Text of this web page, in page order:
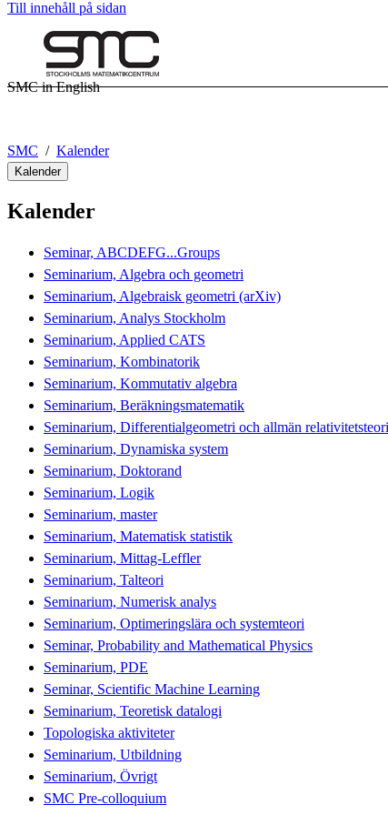
Till innehåll på sidan
SMC in English
SMC Kalender
Kalender
Kalender
Seminar, ABCDEFG...Groups
Seminarium, Algebra och geometri
Seminarium, Algebraisk geometri (arXiv)
Seminarium, Analys Stockholm
Seminarium, Applied CATS
Seminarium, Kombinatorik
Seminarium, Kommutativ algebra
Seminarium, Beräkningsmatematik
Seminarium, Differentialgeometri och allmän relativitetsteori
Seminarium, Dynamiska system
Seminarium, Doktorand
Seminarium, Logik
Seminarium, master
Seminarium, Matematisk statistik
Seminarium, Mittag-Leffler
Seminarium, Talteori
Seminarium, Numerisk analys
Seminarium, Optimeringslära och systemteori
Seminar, Probability and Mathematical Physics
Seminarium, PDE
Seminar, Scientific Machine Learning
Seminarium, Teoretisk datalogi
Topologiska aktiviteter
Seminarium, Utbildning
Seminarium, Övrigt
SMC Pre-colloquium